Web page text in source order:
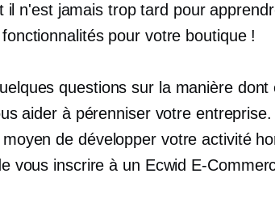
il n'est jamais trop tard pour
pour votre boutique !
questions sur la manière dont
aider à pérenniser votre
de développer votre activité
vous inscrire à un Ecwid E-